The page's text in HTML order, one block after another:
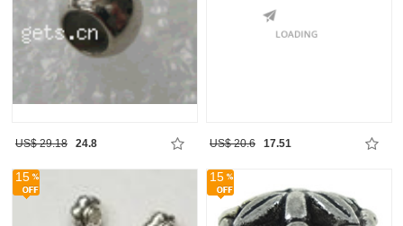
US$ 29.18 24.8 US$ 20.6 17.51
15 15